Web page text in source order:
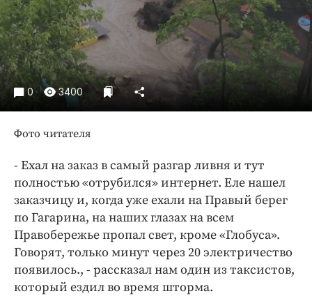
ПРОЕКТЫ
Блоги
Издания
Медиаперсона
Интересное чтиво
Клиника года
Работодатель года
0 3400
Фото читателя
- Ехал на заказ в самый разгар ливня и тут
полностью «отрубился» интернет. Еле нашел
заказчицу и, когда уже ехали на Правый берег
по Гагарина, на наших глазах на всем
Правобережье пропал свет, кроме «Глобуса».
Говорят, только минут через 20 электричество
появилось., - рассказал нам один из таксистов,
который ездил во время шторма.